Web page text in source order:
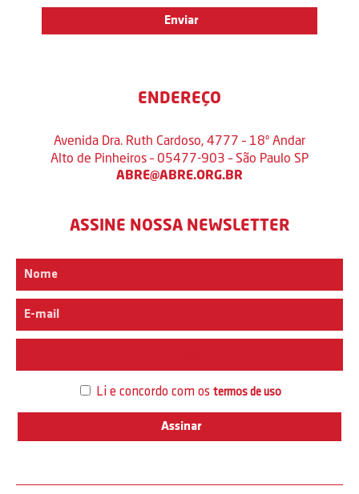
ENDEREÇO
Avenida Dra. Ruth Cardoso, 4777 – 18º Andar
Alto de Pinheiros – 05477-903 – São Paulo SP
ABRE@ABRE.ORG.BR
ASSINE NOSSA NEWSLETTER
Li e concordo com os termos de uso